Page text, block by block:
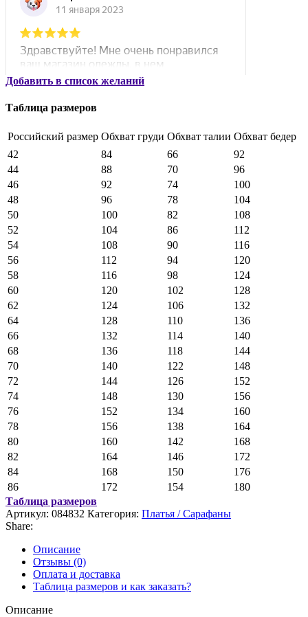
Добавить в список желаний
Таблица размеров
Российский размер Обхват груди Обхват талии Обхват бедер
42
84 66
92
44
88 70
96
46
92 74
100
48
96 78
104
50
100 82
108
52
104 86
112
54
108 90
116
56
112 94
120
58
116 98
124
60
120 102
128
62
124 106
132
64
128 110
136
66
132 114
140
68
136 118
144
70
140 122
148
72
144 126
152
74
148 130
156
76
152 134
160
78
156 138
164
80
160 142
168
82
164 146
172
84
168 150
176
86
172 154
180
Таблица размеров
Артикул: 084832 Категория: Платья / Сарафаны
Share:
Описание
Отзывы (0)
Оплата и доставка
Таблица размеров и как заказать?
Описание